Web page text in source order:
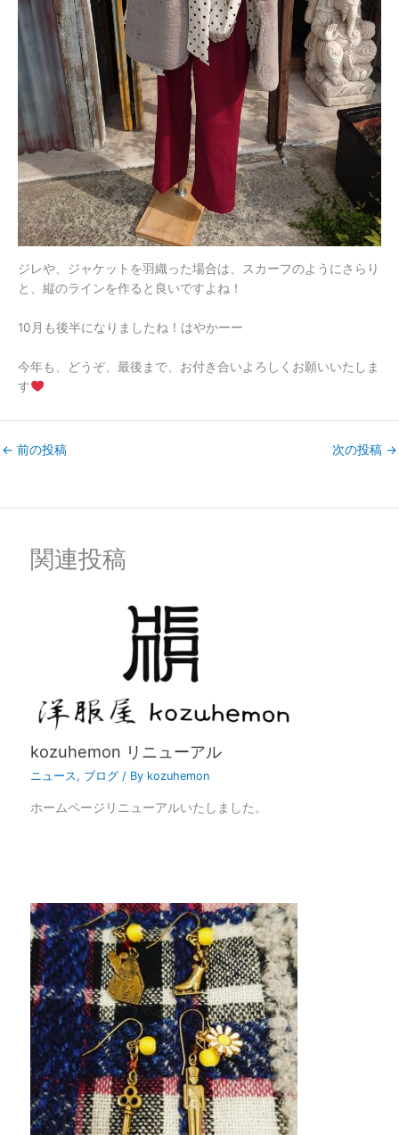
ジレや、ジャケットを羽織った場合は、スカーフのようにさらり
と、縦のラインを作ると良いですよね！
10月も後半になりましたね！はやかーー
今年も、どうぞ、最後まで、お付き合いよろしくお願いいたしま
す
← 前の投稿 次の投稿 →
関連投稿
kozuhemon リニューアル
ニュース , ブログ / By kozuhemon
ホームページリニューアルいたしました。